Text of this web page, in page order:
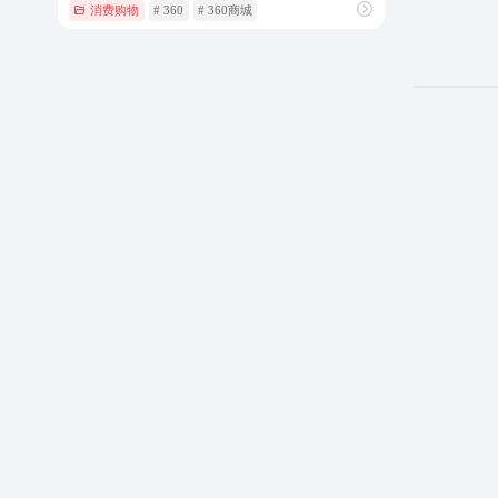
消费购物 # 360 # 360商城